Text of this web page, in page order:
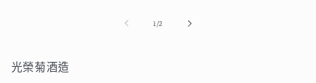
開
1 //2
光榮菊酒造